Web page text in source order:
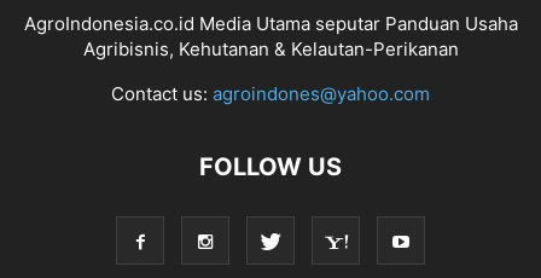
AgroIndonesia.co.id Media Utama seputar Panduan Usaha
Agribisnis, Kehutanan & Kelautan-Perikanan
Contact us: agroindones@yahoo.com
FOLLOW US